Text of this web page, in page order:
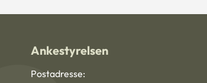
Ankestyrelsen
Postadresse: